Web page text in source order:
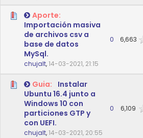
Aporte:
Importación masiva
de archivos csv a
base de datos
MySql.
chujalt,14-03-2021, 21:15
0 6,663
Guia:
Instalar
Ubuntu 16.4 junto a
Windows 10 con
particiones GTP y
con UEFI.
chujalt,14-03-2021, 20:55
0 6,109